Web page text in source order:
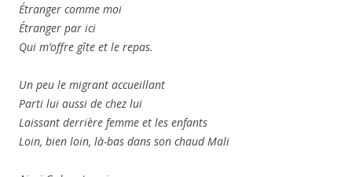
Étranger comme moi
Étranger par ici
Qui m’offre gîte et le repas.
Un peu le migrant accueillant
Parti lui aussi de chez lui
Laissant derrière femme et les enfants
Loin, bien loin, là-bas dans son chaud Mali